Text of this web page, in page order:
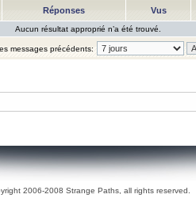
Réponses Vus
Aucun résultat approprié n’a été trouvé.
messages précédents:
2006-2008 Strange Paths, all rights reserved.